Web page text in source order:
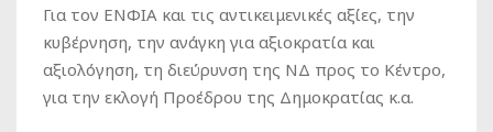
Για τον ΕΝΦΙΑ και τις αντικειμενικές αξίες, την
κυβέρνηση, την ανάγκη για αξιοκρατία και
αξιολόγηση, τη διεύρυνση της ΝΔ προς το Κέντρο,
για την εκλογή Προέδρου της Δημοκρατίας κ.α.